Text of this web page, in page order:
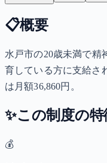
📋概要
水戸市の20歳未満で精
育している方に支給さ
は月額36,860円。
✨この制度の特
💰